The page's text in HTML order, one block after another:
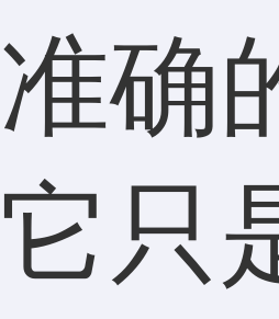
准确
它只